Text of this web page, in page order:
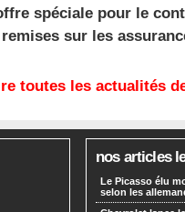
spéciale pour le
sur les
toutes les actualités
nos articles
Le Picasso élu
selon les